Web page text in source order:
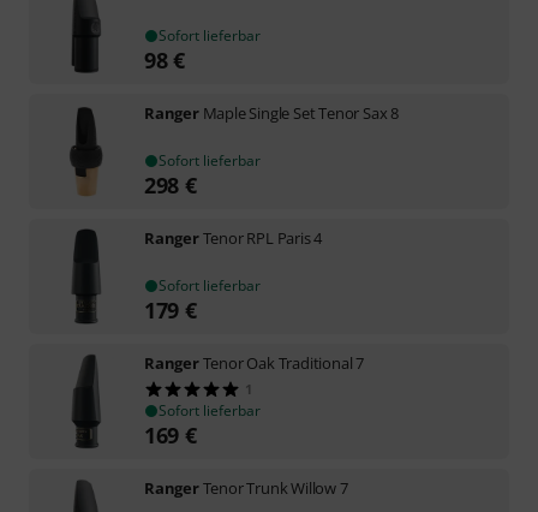
Sofort lieferbar
98€
Ranger Maple Single Set Tenor Sax 8
Sofort lieferbar
298 €
RangerTenor RPL Paris 4
Sofort lieferbar
179 €
RangerTenor Oak Traditional 7
1
Sofort lieferbar
169 €
RangerTenor Trunk Willow 7